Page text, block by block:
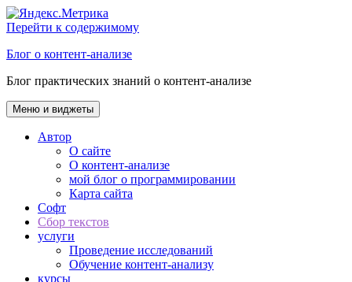
Перейти к содержимому
Блог о контент-анализе
Блог практических знаний о контент-анализе
Меню и виджеты
Автор
О сайте
О контент-анализе
мой блог о программировании
Карта сайта
Софт
Сбор текстов
услуги
Проведение исследований
Обучение контент-анализу
курсы